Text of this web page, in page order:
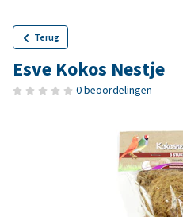
Terug
Esve Kokos Nestje
0 beoordelingen